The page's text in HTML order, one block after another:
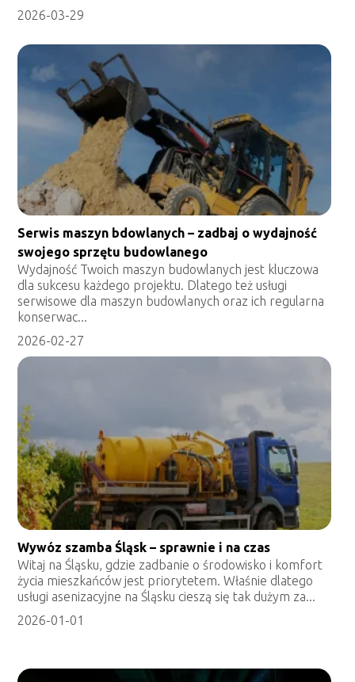
2026-03-29
Serwis maszyn bdowlanych – zadbaj o wydajność
swojego sprzętu budowlanego
Wydajność Twoich maszyn budowlanych jest kluczowa
dla sukcesu każdego projektu. Dlatego też usługi
serwisowe dla maszyn budowlanych oraz ich regularna
konserwac...
2026-02-27
Wywóz szamba Śląsk – sprawnie i na czas
Witaj na Śląsku, gdzie zadbanie o środowisko i komfort
życia mieszkańców jest priorytetem. Właśnie dlatego
usługi asenizacyjne na Śląsku cieszą się tak dużym za...
2026-01-01